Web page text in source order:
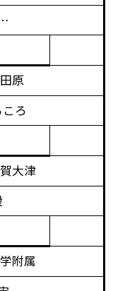
原
ろ
大津
附属